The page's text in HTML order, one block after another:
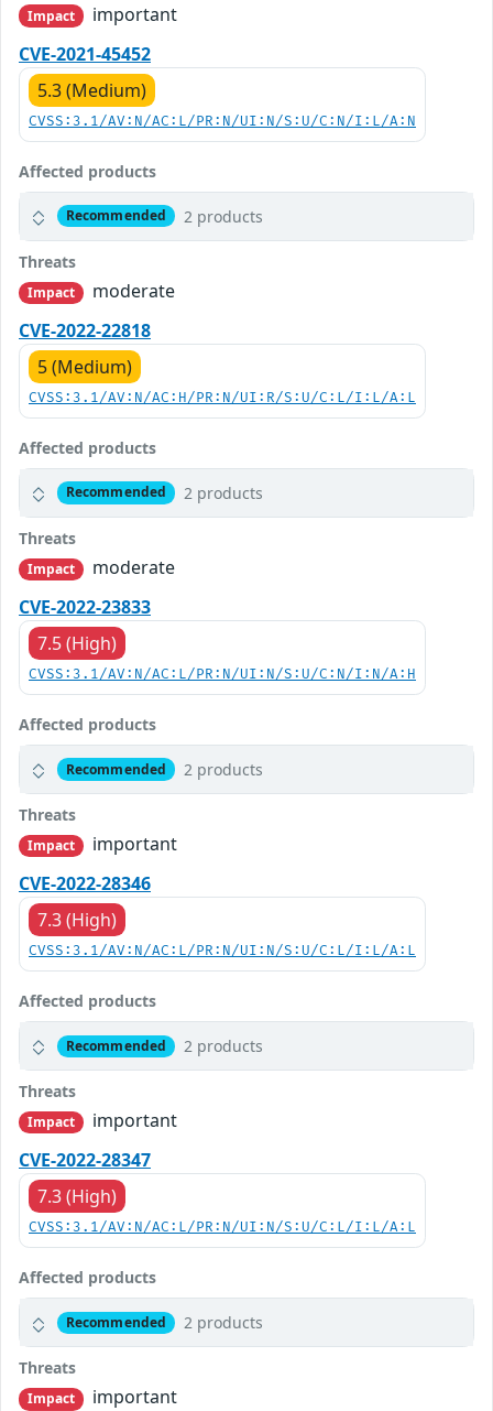
Impact
important
CVE-2021-45452
5.3 (Medium)
CVSS:3.1/AV:N/AC:L/PR:N/UI:N/S:U/C:N/I:L/A:N
Affected products
Recommended 2 products
Threats
Impact
moderate
CVE-2022-22818
5 (Medium)
CVSS:3.1/AV:N/AC:H/PR:N/UI:R/S:U/C:L/I:L/A:L
Affected products
Recommended 2 products
Threats
Impact
moderate
CVE-2022-23833
7.5 (High)
CVSS:3.1/AV:N/AC:L/PR:N/UI:N/S:U/C:N/I:N/A:H
Affected products
Recommended 2 products
Threats
Impact
important
CVE-2022-28346
7.3 (High)
CVSS:3.1/AV:N/AC:L/PR:N/UI:N/S:U/C:L/I:L/A:L
Affected products
Recommended 2 products
Threats
Impact
important
CVE-2022-28347
7.3 (High)
CVSS:3.1/AV:N/AC:L/PR:N/UI:N/S:U/C:L/I:L/A:L
Affected products
Recommended 2 products
Threats
Impact
important